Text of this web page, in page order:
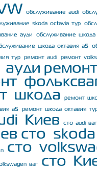
обслуживание audi
skoda octavia тур
ауди обслуживание шкода
шкода октавия а5
тур
ремонт audi ремонт
ауди
шкода
ремонт
а5
ремонт шкода октавия
Киев сто audi ваг
сто
сто
ваг сто